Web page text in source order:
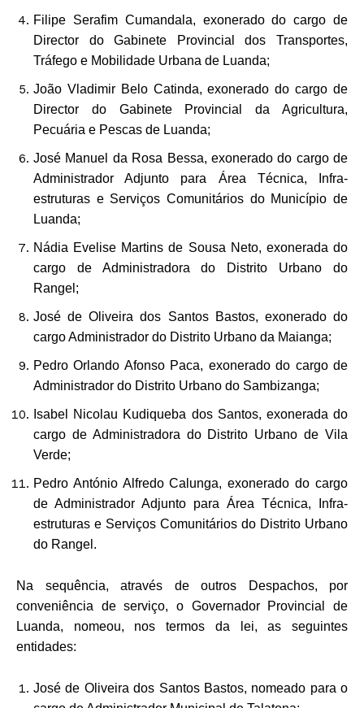
Filipe Serafim Cumandala, exonerado do cargo de
Director do Gabinete Provincial dos Transportes,
Tráfego e Mobilidade Urbana de Luanda;
João Vladimir Belo Catinda, exonerado do cargo de
Director do Gabinete Provincial da Agricultura,
Pecuária e Pescas de Luanda;
José Manuel da Rosa Bessa, exonerado do cargo de
Administrador Adjunto para Área Técnica, Infra-
estruturas e Serviços Comunitários do Município de
Luanda;
Nádia Evelise Martins de Sousa Neto, exonerada do
cargo de Administradora do Distrito Urbano do
Rangel;
José de Oliveira dos Santos Bastos, exonerado do
cargo Administrador do Distrito Urbano da Maianga;
Pedro Orlando Afonso Paca, exonerado do cargo de
Administrador do Distrito Urbano do Sambizanga;
Isabel Nicolau Kudiqueba dos Santos, exonerada do
cargo de Administradora do Distrito Urbano de Vila
Verde;
Pedro António Alfredo Calunga, exonerado do cargo
de Administrador Adjunto para Área Técnica, Infra-
estruturas e Serviços Comunitários do Distrito Urbano
do Rangel.
Na sequência, através de outros Despachos, por
conveniência de serviço, o Governador Provincial de
Luanda, nomeou, nos termos da lei, as seguintes
entidades:
José de Oliveira dos Santos Bastos, nomeado para o